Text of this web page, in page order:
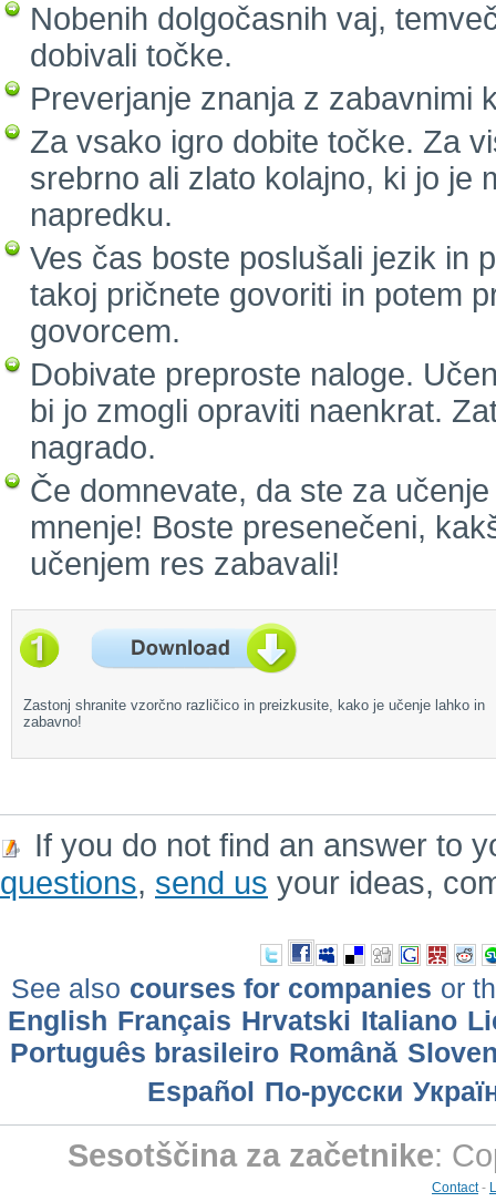
Nobenih dolgočasnih vaj,
dobivali točke.
Preverjanje znanja z zabavnimi
Za vsako igro dobite točke. Za
srebrno ali zlato kolajno, ki jo je
napredku.
Ves čas boste poslušali jezik in
takoj pričnete govoriti in potem
govorcem.
Dobivate preproste naloge.
bi jo zmogli opraviti naenkrat.
nagrado.
Če domnevate, da ste za
mnenje! Boste presenečeni,
učenjem res zabavali!
Zastonj shranite vzorčno različico in preizkusite, kako je učenje lahko in
zabavno!
If you do not find an answer to
questions, send us your ideas,
See also courses for companies or
English Français Hrvatski Italiano
Português brasileiro Română
Еspañol По-русски
Sesotščina za začetnike:
Contact-